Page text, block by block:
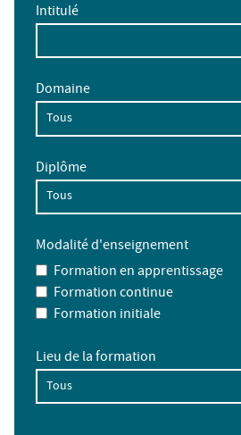
Intitulé
Domaine
Diplôme
Modalité d'enseignement
Formation en apprentissage
Formation continue
Formation initiale
Lieu de la formation